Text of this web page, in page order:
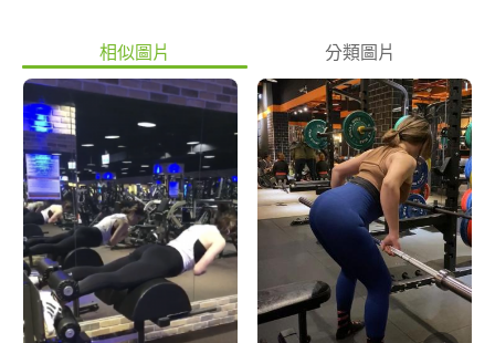
相似圖片 分類圖片